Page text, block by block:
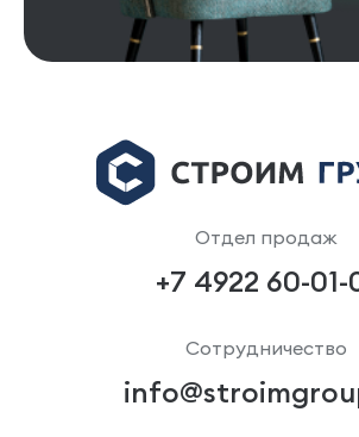
Отдел продаж
+7 4922 60-01-
Сотрудничество